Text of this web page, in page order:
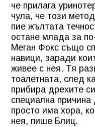
че прилага
чула, че този
пие жълтата
остане млада за
Меган Фокс също
навици, заради
живее с нея. Тя
тоалетната, след
прибира дрехите
специална причина
просто има хора,
нея, пише Блиц.